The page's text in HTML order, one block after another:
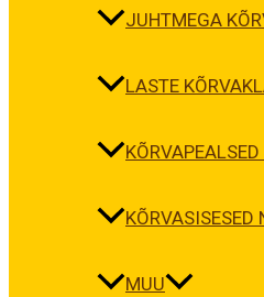
JUHTMEGA
LASTE
KÕRVASISESED
MUU